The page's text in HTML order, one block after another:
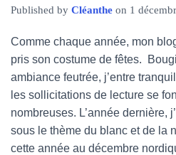
Published by Cléanthe on 1
Comme chaque année, mon
pris son costume de fêtes.
ambiance feutrée, j’entre
les sollicitations de lecture se
nombreuses. L’année dernière,
sous le thème du blanc et de la
cette année au décembre